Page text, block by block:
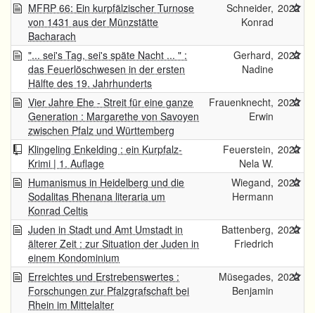
MFRP 66: Ein kurpfälzischer Turnose
von 1431 aus der Münzstätte
Bacharach
Schneider,
Konrad
2022
"... sei's Tag, sei's späte Nacht ... " :
das Feuerlöschwesen in der ersten
Hälfte des 19. Jahrhunderts
Gerhard,
Nadine
2022
Vier Jahre Ehe - Streit für eine ganze
Generation : Margarethe von Savoyen
zwischen Pfalz und Württemberg
Frauenknecht,
Erwin
2022
Klingeling Enkelding : ein Kurpfalz-
Krimi | 1. Auflage
Feuerstein,
Nela W.
2022
Humanismus in Heidelberg und die
Sodalitas Rhenana literaria um
Konrad Celtis
Wiegand,
Hermann
2022
Juden in Stadt und Amt Umstadt in
älterer Zeit : zur Situation der Juden in
einem Kondominium
Battenberg,
Friedrich
2022
Erreichtes und Erstrebenswertes :
Forschungen zur Pfalzgrafschaft bei
Rhein im Mittelalter
Müsegades,
Benjamin
2022